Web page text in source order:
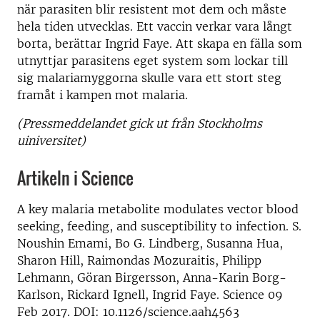
när parasiten blir resistent mot dem och måste
hela tiden utvecklas. Ett vaccin verkar vara långt
borta, berättar Ingrid Faye. Att skapa en fälla som
utnyttjar parasitens eget system som lockar till
sig malariamyggorna skulle vara ett stort steg
framåt i kampen mot malaria.
(Pressmeddelandet gick ut från Stockholms
uiniversitet)
Artikeln i Science
A key malaria metabolite modulates vector blood
seeking, feeding, and susceptibility to infection. S.
Noushin Emami, Bo G. Lindberg, Susanna Hua,
Sharon Hill, Raimondas Mozuraitis, Philipp
Lehmann, Göran Birgersson, Anna-Karin Borg-
Karlson, Rickard Ignell, Ingrid Faye. Science 09
Feb 2017. DOI: 10.1126/science.aah4563